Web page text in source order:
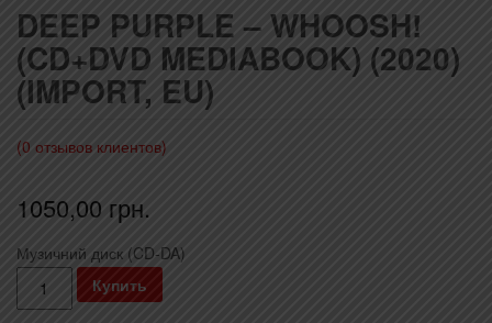
DEEP PURPLE – WHOOSH!
(CD+DVD MEDIABOOK) (2020)
(IMPORT, EU)
(0 отзывов клиентов)
1050,00 грн.
Музичний диск (CD-DA)
Количество
Deep
Купить